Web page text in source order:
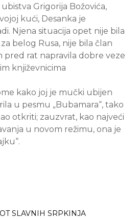
Grigorija Božovića,
kući, Desanka je
Njena situacija opet nije bila
belog Rusa, nije bila član
pred rat napravila dobre veze
književnicima
kako joj je mučki ubijen
u pesmu „Bubamara“, tako
otkriti; zauzvrat, kao najveći
u novom režimu, ona je
SLAVNIH SRPKINJA